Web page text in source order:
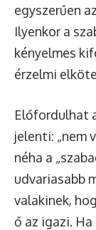
egyszerűen
Ilyenkor a
kényelmes
érzelmi
Előfordulhat
jelenti: „nem
néha a
udvariasabb
valakinek,
ő az igazi.